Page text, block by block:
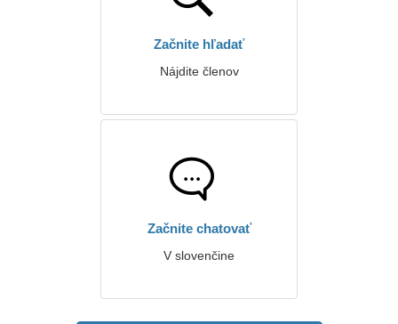
Začnite hľadať
Nájdite členov
Začnite chatovať
V slovenčine